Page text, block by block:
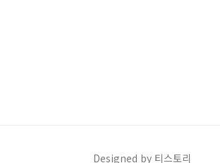
Designed by 티스토리